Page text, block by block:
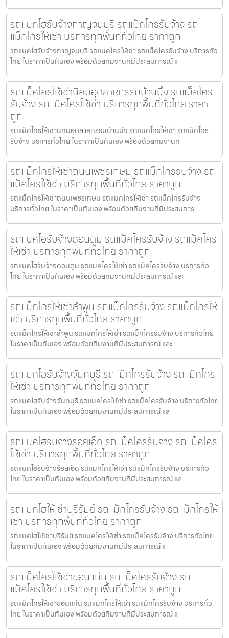
รถแบคโฮรับจ้างกาญจนบุรี รถแม็คโครรับจ้าง รถ
แม็คโครให้เช่า บริการทุกพื้นที่ทั่วไทย ราคาถูก
รถแบคโฮรับจ้างกาญจนบุรี รถแมคโครให้เช่า รถแม็คโครรับจ้าง บริการทั่ว
ไทย ในราคาเป็นกันเอง พร้อมด้วยทีมงานที่มีประสบการณ์ แ
รถแม็คโครให้เช่านิคมอุตสาหกรรมบ้านบึง รถแม็คโคร
รับจ้าง รถแม็คโครให้เช่า บริการทุกพื้นที่ทั่วไทย ราคา
ถูก
รถแม็คโครให้เช่านิคมอุตสาหกรรมบ้านบึง รถแมคโครให้เช่า รถแม็คโคร
รับจ้าง บริการทั่วไทย ในราคาเป็นกันเอง พร้อมด้วยทีมงานที่
รถแม็คโครให้เช่าถนนเพชรเกษม รถแม็คโครรับจ้าง รถ
แม็คโครให้เช่า บริการทุกพื้นที่ทั่วไทย ราคาถูก
รถแม็คโครให้เช่าถนนเพชรเกษม รถแมคโครให้เช่า รถแม็คโครรับจ้าง
บริการทั่วไทย ในราคาเป็นกันเอง พร้อมด้วยทีมงานที่มีประสบการ
รถแบคโฮรับจ้างดอนตูม รถแม็คโครรับจ้าง รถแม็คโคร
ให้เช่า บริการทุกพื้นที่ทั่วไทย ราคาถูก
รถแบคโฮรับจ้างดอนตูม รถแมคโครให้เช่า รถแม็คโครรับจ้าง บริการทั่ว
ไทย ในราคาเป็นกันเอง พร้อมด้วยทีมงานที่มีประสบการณ์ และ
รถแม็คโครให้เช่าลำพูน รถแม็คโครรับจ้าง รถแม็คโครให้
เช่า บริการทุกพื้นที่ทั่วไทย ราคาถูก
รถแม็คโครให้เช่าลำพูน รถแมคโครให้เช่า รถแม็คโครรับจ้าง บริการทั่วไทย
ในราคาเป็นกันเอง พร้อมด้วยทีมงานที่มีประสบการณ์ และ
รถแบคโฮรับจ้างจันทบุรี รถแม็คโครรับจ้าง รถแม็คโคร
ให้เช่า บริการทุกพื้นที่ทั่วไทย ราคาถูก
รถแบคโฮรับจ้างจันทบุรี รถแมคโครให้เช่า รถแม็คโครรับจ้าง บริการทั่วไทย
ในราคาเป็นกันเอง พร้อมด้วยทีมงานที่มีประสบการณ์ แล
รถแบคโฮรับจ้างร้อยเอ็ด รถแม็คโครรับจ้าง รถแม็คโคร
ให้เช่า บริการทุกพื้นที่ทั่วไทย ราคาถูก
รถแบคโฮรับจ้างร้อยเอ็ด รถแมคโครให้เช่า รถแม็คโครรับจ้าง บริการทั่ว
ไทย ในราคาเป็นกันเอง พร้อมด้วยทีมงานที่มีประสบการณ์ แล
รถแบคโฮให้เช่าบุรีรัมย์ รถแม็คโครรับจ้าง รถแม็คโครให้
เช่า บริการทุกพื้นที่ทั่วไทย ราคาถูก
รถแบคโฮให้เช่าบุรีรัมย์ รถแมคโครให้เช่า รถแม็คโครรับจ้าง บริการทั่วไทย
ในราคาเป็นกันเอง พร้อมด้วยทีมงานที่มีประสบการณ์ แ
รถแม็คโครให้เช่าขอนแก่น รถแม็คโครรับจ้าง รถ
แม็คโครให้เช่า บริการทุกพื้นที่ทั่วไทย ราคาถูก
รถแม็คโครให้เช่าขอนแก่น รถแมคโครให้เช่า รถแม็คโครรับจ้าง บริการทั่ว
ไทย ในราคาเป็นกันเอง พร้อมด้วยทีมงานที่มีประสบการณ์ แ